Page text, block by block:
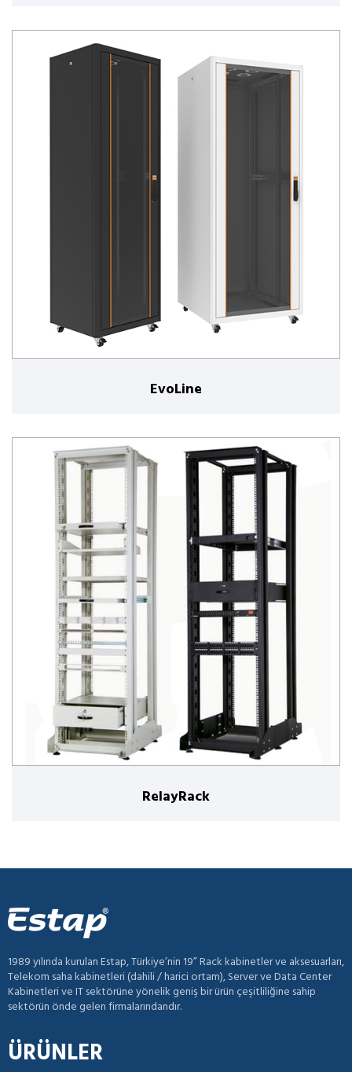
EvoLine
RelayRack
1989 yılında kurulan Estap, Türkiye’nin 19” Rack kabinetler ve aksesuarları,
Telekom saha kabinetleri (dahili / harici ortam), Server ve Data Center
Kabinetleri ve IT sektörüne yönelik geniş bir ürün çeşitliliğine sahip
sektörün önde gelen firmalarındandır.
ÜRÜNLER